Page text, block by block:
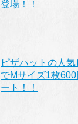
登場！！
ピザハットの人
でMサイズ1枚
ート！！